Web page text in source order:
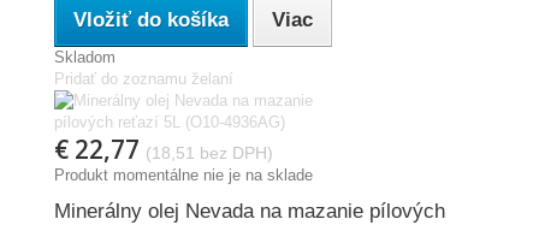
Vložiť do košíka Viac
Skladom
Pridať do zoznamu želaní
€ 22,77 (18,51 bez DPH)
Produkt momentálne nie je na sklade
Minerálny olej Nevada na mazanie pílových